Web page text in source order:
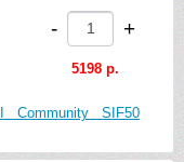
Community SIF50
- +
5198 р.